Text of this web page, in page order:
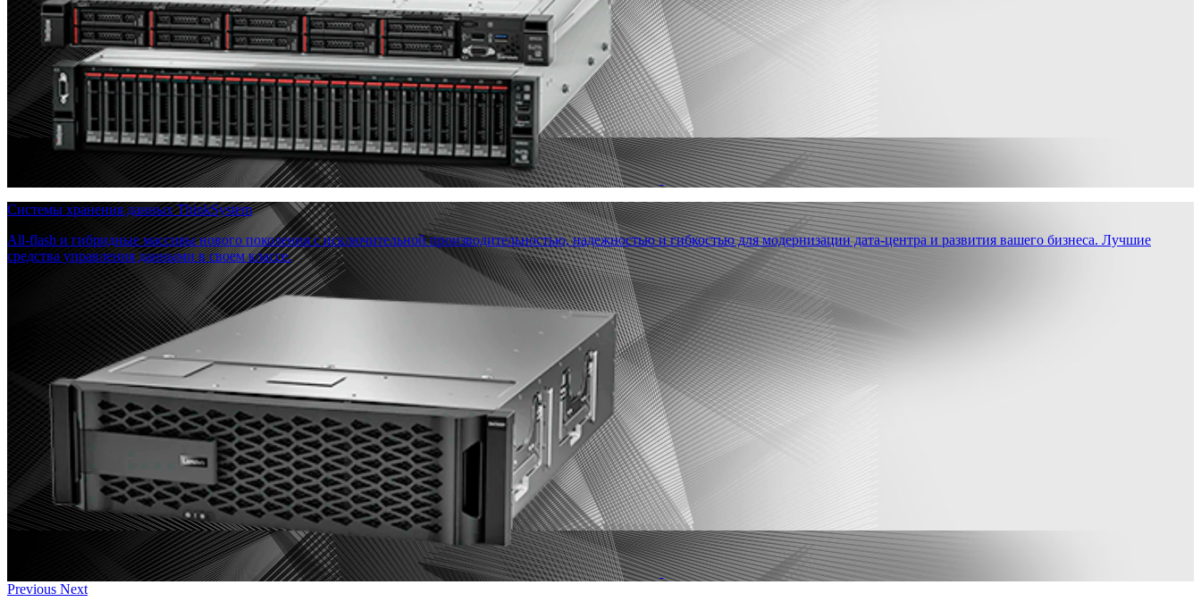
Системы хранения данных ThinkSystem
All-flash и гибридные массивы нового поколения с исключительной производительностью, надежностью и гибкостью для модернизации дата-центра и развития вашего бизнеса. Лучшие
средства управления данными в своем классе.
Previous Next